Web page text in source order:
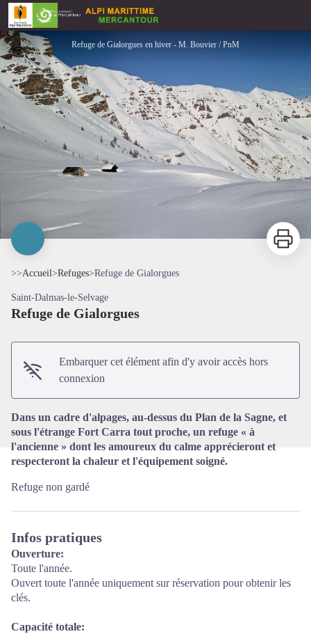
Refuge de Gialorgues
Refuge de Gialorgues en hiver - M. Bouvier / PnM
Imprimer
>>Accueil>Refuges>Refuge de Gialorgues
Saint-Dalmas-le-Selvage
Refuge de Gialorgues
Embarquer cet élément afin d'y avoir accès hors
connexion
Dans un cadre d'alpages, au-dessus du Plan de la Sagne, et
sous l'étrange Fort Carra tout proche, un refuge « à
l'ancienne » dont les amoureux du calme apprécieront et
respecteront la chaleur et l'équipement soigné.
Refuge non gardé
Infos pratiques
Ouverture:
Toute l'année.
Ouvert toute l'année uniquement sur réservation pour obtenir les
clés.
Capacité totale: